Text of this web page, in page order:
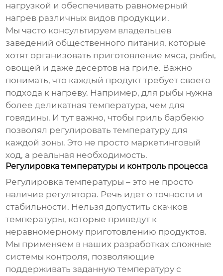
нагрузкой и обеспечивать равномерный
нагрев различных видов продукции.
Мы часто консультируем владельцев
заведений общественного питания, которые
хотят организовать приготовление мяса, рыбы,
овощей и даже десертов на гриле. Важно
понимать, что каждый продукт требует своего
подхода к нагреву. Например, для рыбы нужна
более деликатная температура, чем для
говядины. И тут важно, чтобы гриль барбекю
позволял регулировать температуру для
каждой зоны. Это не просто маркетинговый
ход, а реальная необходимость.
Регулировка температуры и контроль процесса
Регулировка температуры – это не просто
наличие регулятора. Речь идет о точности и
стабильности. Нельзя допустить скачков
температуры, которые приведут к
неравномерному приготовлению продуктов.
Мы применяем в наших разработках сложные
системы контроля, позволяющие
поддерживать заданную температуру с